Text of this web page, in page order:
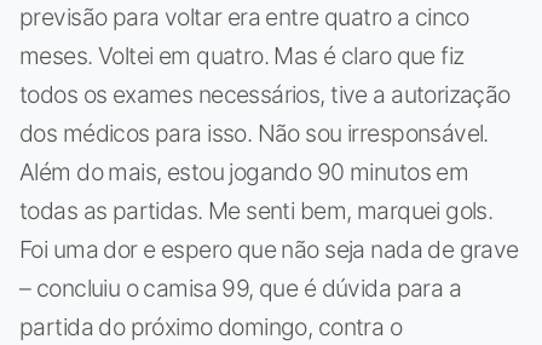
previsão para voltar era entre quatro a cinco
meses. Voltei em quatro. Mas é claro que fiz
todos os exames necessários, tive a autorização
dos médicos para isso. Não sou irresponsável.
Além do mais, estou jogando 90 minutos em
todas as partidas. Me senti bem, marquei gols.
Foi uma dor e espero que não seja nada de grave
– concluiu o camisa 99, que é dúvida para a
partida do próximo domingo, contra o